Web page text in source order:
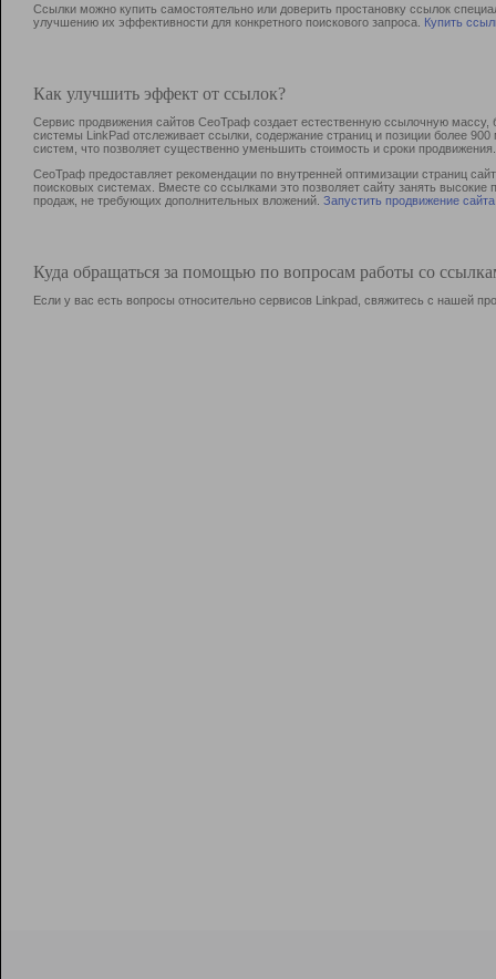
Ссылки можно купить самостоятельно или доверить простановку ссылок
улучшению их эффективности для конкретного поискового запроса. Купить
Как улучшить эффект от ссылок?
Сервис продвижения сайтов СеоТраф создает естественную ссылочную
системы LinkPad отслеживает ссылки, содержание страниц и позиции более
систем, что позволяет существенно уменьшить стоимость и сроки продвижения.
СеоТраф предоставляет рекомендации по внутренней оптимизации страниц
поисковых системах. Вместе со ссылками это позволяет сайту занять
продаж, не требующих дополнительных вложений. Запустить продвижение сайта
Куда обращаться за помощью по вопросам работы со
Если у вас есть вопросы относительно сервисов Linkpad, свяжитесь с нашей